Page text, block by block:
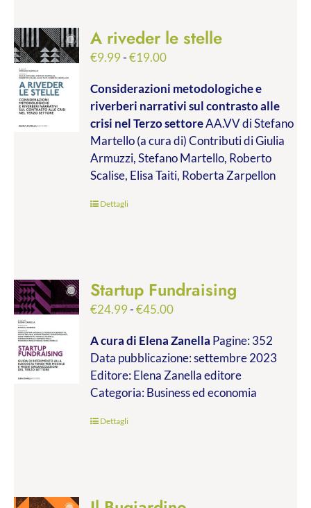
A riveder le stelle
€9.99-€19.00Fascia
prezzo:
da
€9.99
a
€19.00
Considerazioni metodologiche e
riverberi narrativi sul contrasto alle
crisi nel Terzo settoreAA.VV di Stefano
Martello (a cura di) Contributi di Giulia
Armuzzi, Stefano Martello, Roberto
Scalise, Elisa Taiti, Roberta Zarpellon
Dettagli
Startup Fundraising
€24.99-€45.00Fascia
prezzo:
da
€24.99
a
A cura di Elena Zanella Pagine: 352
Data pubblicazione: settembre 2023
Editore: Elena Zanella editore
Categoria: Business ed economia
Dettagli